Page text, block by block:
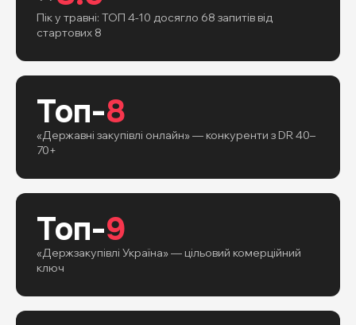
Пік у травні: ТОП 4-10 досягло 68 запитів від
стартових 8
Топ-8
«Державні закупівлі онлайн» — конкуренти з DR 40–
70+
Топ-9
«Держзакупівлі Україна» — цільовий комерційний
ключ